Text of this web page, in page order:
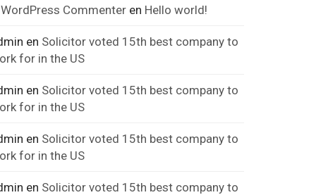
Commenter en Hello world!
en Solicitor voted 15th best company to
for in the US
en Solicitor voted 15th best company to
for in the US
en Solicitor voted 15th best company to
for in the US
en Solicitor voted 15th best company to